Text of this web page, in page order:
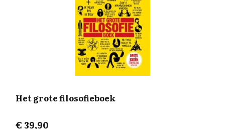
Het grote filosofieboek
€39,90